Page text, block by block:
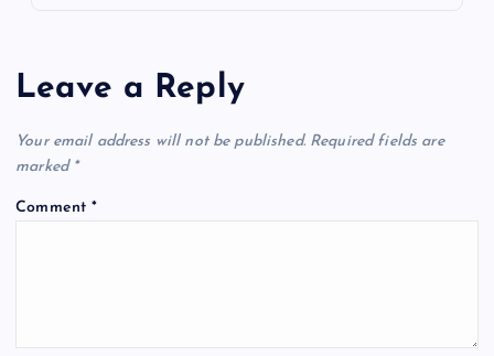
Leave a Reply
Your email address will not be published. Required fields are
marked *
Comment*